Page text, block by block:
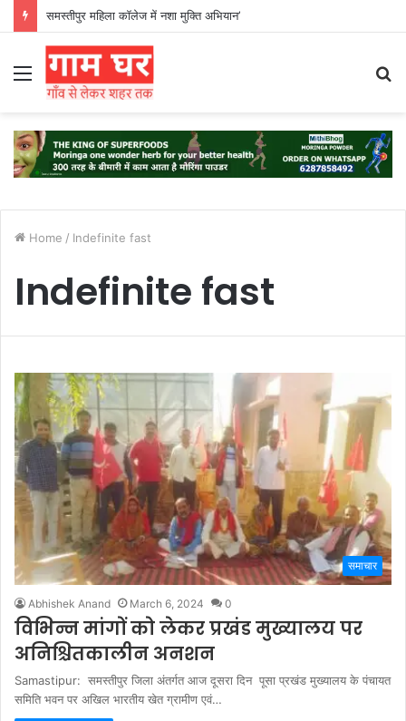
समस्तीपुर महिला कॉलेज में नशा मुक्ति अभियान’
Menu
Home / Indefinite fast
Indefinite fast
समाचार
Abhishek Anand March 6, 2024 0
विभिन्न मांगों को लेकर प्रखंड मुख्यालय पर
अनिश्चितकालीन अनशन
Samastipur: समस्तीपुर जिला अंतर्गत आज दूसरा दिन पूसा प्रखंड मुख्यालय के पंचायत
समिति भवन पर अखिल भारतीय खेत ग्रामीण एवं…